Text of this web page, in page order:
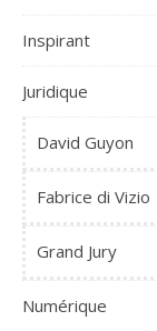
Inspirant
Juridique
David Guyon
Fabrice di Vizio
Grand Jury
Numérique